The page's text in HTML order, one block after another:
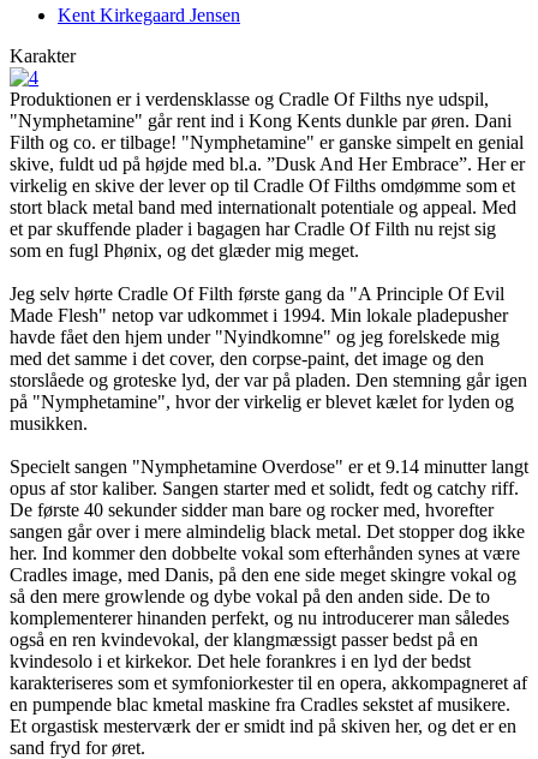
Kent Kirkegaard Jensen
Karakter
Produktionen er i verdensklasse og Cradle Of Filths nye udspil,
"Nymphetamine" går rent ind i Kong Kents dunkle par øren. Dani
Filth og co. er tilbage! "Nymphetamine" er ganske simpelt en genial
skive, fuldt ud på højde med bl.a. ”Dusk And Her Embrace”. Her er
virkelig en skive der lever op til Cradle Of Filths omdømme som et
stort black metal band med internationalt potentiale og appeal. Med
et par skuffende plader i bagagen har Cradle Of Filth nu rejst sig
som en fugl Phønix, og det glæder mig meget.
Jeg selv hørte Cradle Of Filth første gang da "A Principle Of Evil
Made Flesh" netop var udkommet i 1994. Min lokale pladepusher
havde fået den hjem under "Nyindkomne" og jeg forelskede mig
med det samme i det cover, den corpse-paint, det image og den
storslåede og groteske lyd, der var på pladen. Den stemning går igen
på "Nymphetamine", hvor der virkelig er blevet kælet for lyden og
musikken.
Specielt sangen "Nymphetamine Overdose" er et 9.14 minutter langt
opus af stor kaliber. Sangen starter med et solidt, fedt og catchy riff.
De første 40 sekunder sidder man bare og rocker med, hvorefter
sangen går over i mere almindelig black metal. Det stopper dog ikke
her. Ind kommer den dobbelte vokal som efterhånden synes at være
Cradles image, med Danis, på den ene side meget skingre vokal og
så den mere growlende og dybe vokal på den anden side. De to
komplementerer hinanden perfekt, og nu introducerer man således
også en ren kvindevokal, der klangmæssigt passer bedst på en
kvindesolo i et kirkekor. Det hele forankres i en lyd der bedst
karakteriseres som et symfoniorkester til en opera, akkompagneret af
en pumpende blac kmetal maskine fra Cradles sekstet af musikere.
Et orgastisk mesterværk der er smidt ind på skiven her, og det er en
sand fryd for øret.